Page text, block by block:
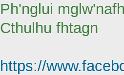
Ph'nglui
Cthulhu fhtagn
https://